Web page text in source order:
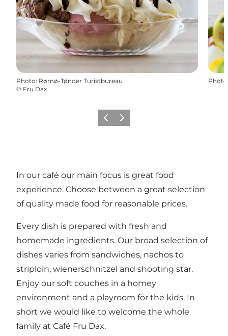
Photo: Rømø-Tønder Turistbureau
© Fru Dax
Photo
PrécédentSuivant
In our café our main focus is great food
experience. Choose between a great selection
of quality made food for reasonable prices.
Every dish is prepared with fresh and
homemade ingredients. Our broad selection of
dishes varies from sandwiches, nachos to
striploin, wienerschnitzel and shooting star.
Enjoy our soft couches in a homey
environment and a playroom for the kids. In
short we would like to welcome the whole
family at Café Fru Dax.